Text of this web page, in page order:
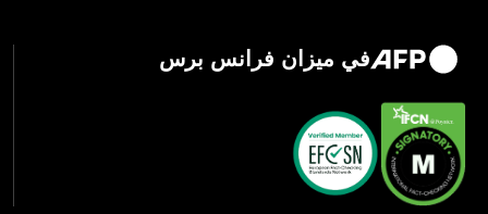
في ميزان فرانس برس